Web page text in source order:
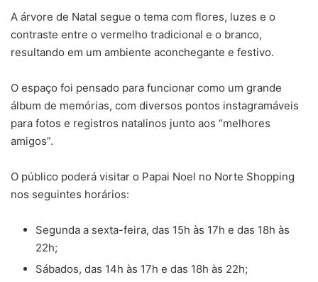
A árvore de Natal segue o tema com flores, luzes e o
contraste entre o vermelho tradicional e o branco,
resultando em um ambiente aconchegante e festivo.
O espaço foi pensado para funcionar como um grande
álbum de memórias, com diversos pontos instagramáveis
para fotos e registros natalinos junto aos “melhores
amigos”.
O público poderá visitar o Papai Noel no Norte Shopping
nos seguintes horários:
Segunda a sexta-feira, das 15h às 17h e das 18h às
22h;
Sábados, das 14h às 17h e das 18h às 22h;